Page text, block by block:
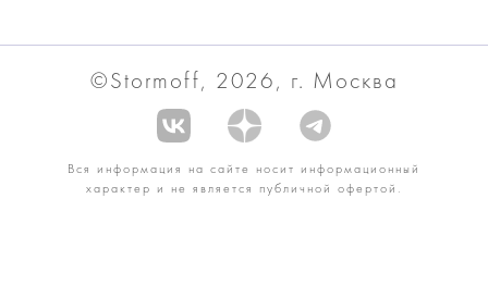
©Stormoff, 2026, г. Москва
Вся информация на сайте носит информационный
характер и не является публичной офертой.